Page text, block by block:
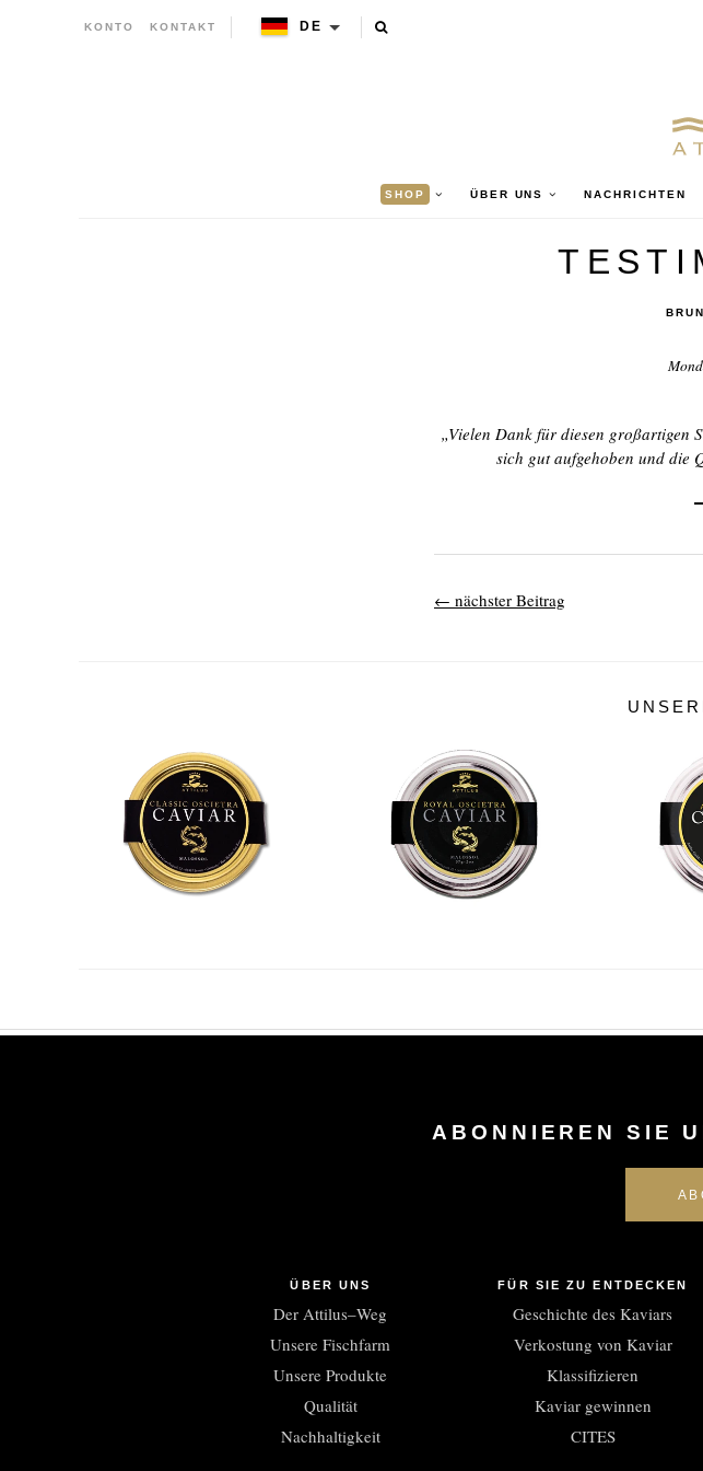
SHOP ÜBER UNS NACHRICHTEN
KONTO KONTAKT DE
„Vielen Dank für diesen großartigen
sich gut aufgehoben und die
← nächster Beitrag
ABONNIEREN SIE
ÜBER UNS
Der Attilus–Weg
Unsere Fischfarm
Unsere Produkte
Qualität
Nachhaltigkeit
FÜR SIE ZU ENTDECKEN
Geschichte des Kaviars
Verkostung von Kaviar
Klassifizieren
Kaviar gewinnen
CITES